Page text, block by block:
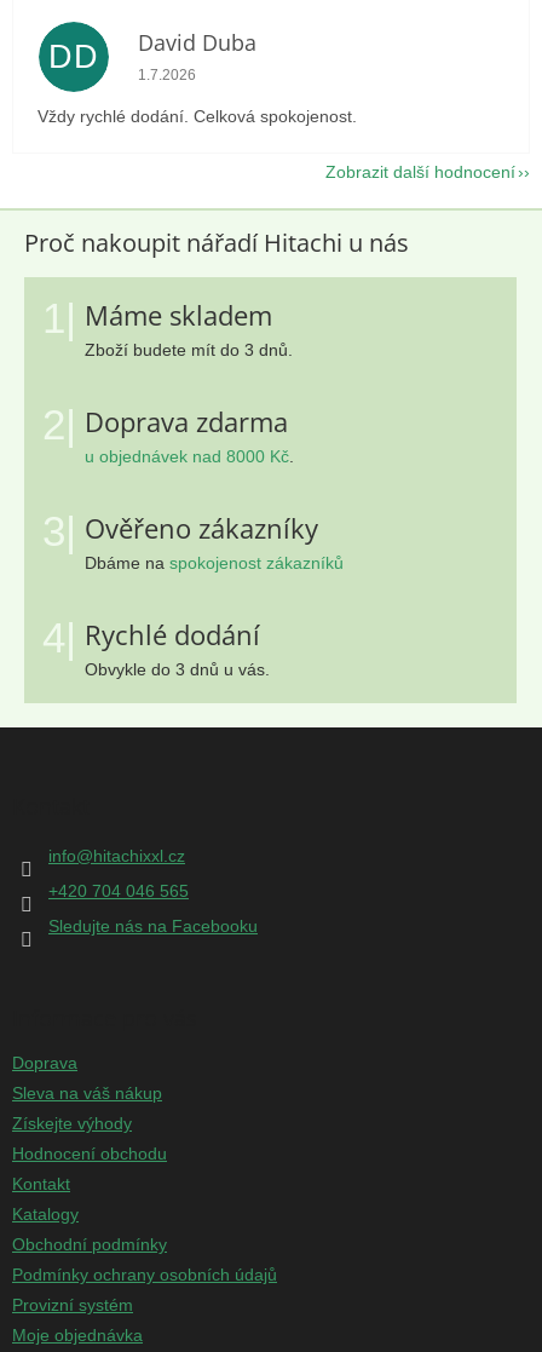
DD David Duba
Hodnocení obchodu je 5 z 5 hvězdiček.
1.7.2026
Vždy rychlé dodání. Celková spokojenost.
Zobrazit další hodnocení
Proč nakoupit nářadí Hitachi u nás
1| Máme skladem
Zboží budete mít do 3 dnů.
2| Doprava zdarma
u objednávek nad 8000 Kč
3| Ověřeno zákazníky
Dbáme na spokojenost zákazníků
4| Rychlé dodání
Obvykle do 3 dnů u vás.
info@hitachixxl.cz
+420 704 046 565
Sledujte nás na Facebooku
Doprava
Sleva na váš nákup
Získejte výhody
Hodnocení obchodu
Kontakt
Katalogy
Obchodní podmínky
Podmínky ochrany osobních údajů
Provizní systém
Moje objednávka